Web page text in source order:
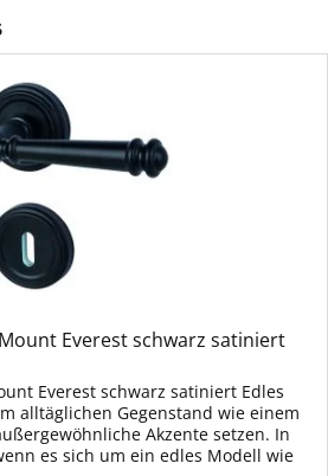
Everest schwarz satiniert
Everest schwarz satiniert Edles
alltäglichen Gegenstand wie einem
Akzente setzen. In
es sich um ein edles Modell wie